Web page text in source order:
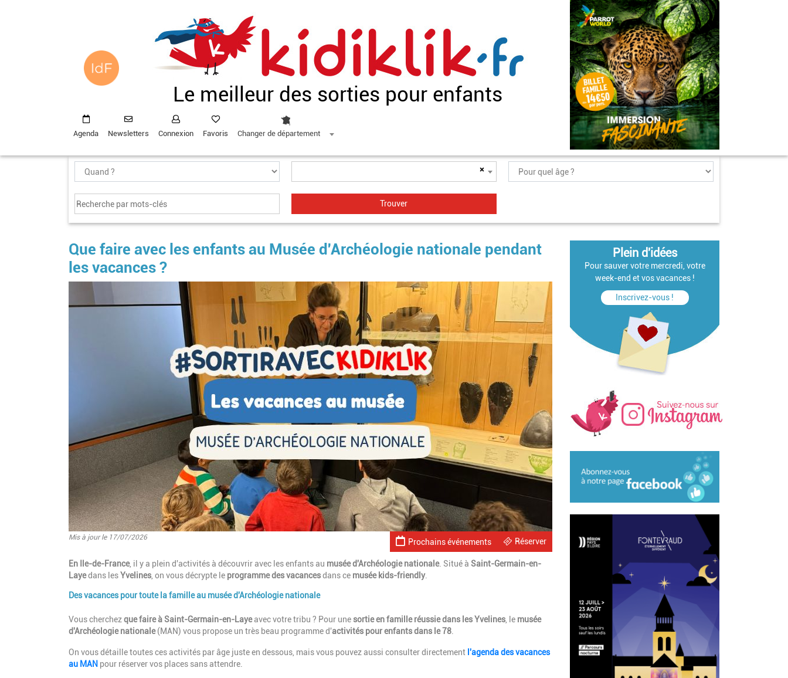
Le meilleur des sorties pour enfants
Agenda Newsletters Connexion Favoris Changer de département
×
Que faire avec les enfants au Musée d'Archéologie nationale pendant
les vacances ?
Réserver
Prochains événements
Mis à jour le 17/07/2026
Introduction
En Ile-de-France, il y a plein d'activités à découvrir avec les enfants au musée d'Archéologie nationale. Situé à Saint-Germain-en-
Layedans lesYvelines , on vous décrypte le programme des vacancesdans ce musée kids-friendly.
Paragraphes
Des vacances pour toute la famille au musée d'Archéologie nationale
Description
Vous cherchezque faire à Saint-Germain-en-Layeavec votre tribu ? Pour unesortie en famille réussie dans les Yvelines , le musée
d'Archéologie nationale(MAN) vous propose un très beau programme d'activités pour enfants dans le 78
On vous détaille toutes ces activités par âge juste en dessous, mais vous pouvez aussi consulter directement l'agenda des vacances
au MAN pour réserver vos places sans attendre.
Plein d'idées
Pour sauver votre mercredi, votre
week-end et vos vacances !
Inscrivez-vous !